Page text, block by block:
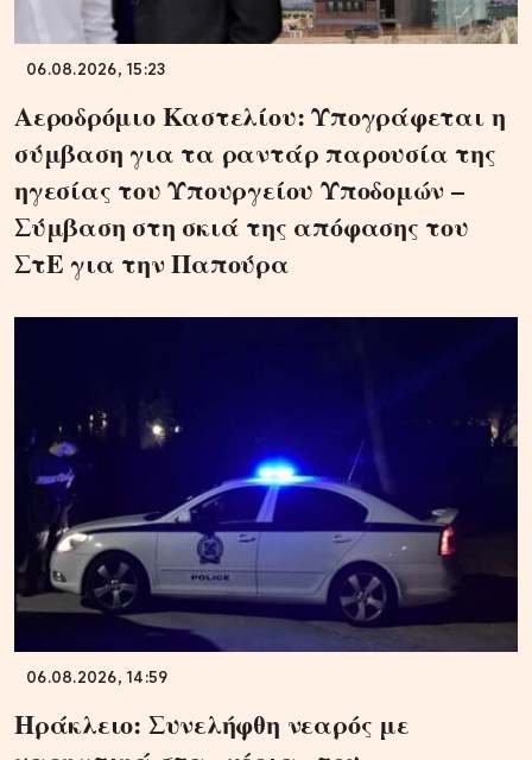
06.08.2026, 15:23
Αεροδρόμιο Καστελίου: Υπογράφεται η
σύμβαση για τα ραντάρ παρουσία της
ηγεσίας του Υπουργείου Υποδομών –
Σύμβαση στη σκιά της απόφασης του
ΣτΕ για την Παπούρα
06.08.2026, 14:59
Ηράκλειο: Συνελήφθη νεαρός με